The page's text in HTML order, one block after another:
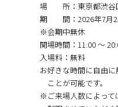
場 所：東京都渋谷
期 間：2026年7月25
※会期中無休
開場時間：11:00 〜
入場料：無料
お好きな時間に自由
ことが可能です。
※ご来場人数によって